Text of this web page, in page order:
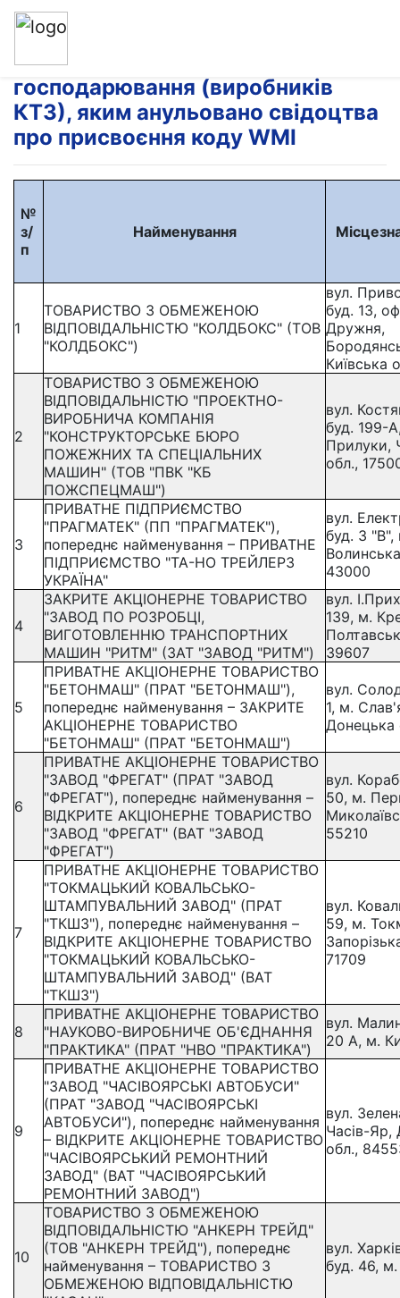
Перелік суб’єктів
господарювання (виробників
КТЗ), яким анульовано свідоцтва
про присвоєння коду WMI
№
з/
п
Найменування
1
ТОВАРИСТВО З ОБМЕЖЕНОЮ
ВІДПОВІДАЛЬНІСТЮ "КОЛДБОКС" (ТОВ
"КОЛДБОКС")
вул.
буд. 13,
Дружня,
Київська
2
ТОВАРИСТВО З ОБМЕЖЕНОЮ
ВІДПОВІДАЛЬНІСТЮ "ПРОЕКТНО-
ВИРОБНИЧА КОМПАНІЯ
"КОНСТРУКТОРСЬКЕ БЮРО
ПОЖЕЖНИХ ТА СПЕЦІАЛЬНИХ
МАШИН" (ТОВ "ПВК "КБ
ПОЖСПЕЦМАШ")
вул.
буд. 199-
Прилуки,
обл.,
3
ПРИВАТНЕ ПІДПРИЄМСТВО
"ПРАГМАТЕК" (ПП "ПРАГМАТЕК"),
попереднє найменування – ПРИВАТНЕ
ПІДПРИЄМСТВО "ТА-НО ТРЕЙЛЕРЗ
УКРАЇНА"
вул.
буд. 3
43000
4
ЗАКРИТЕ АКЦІОНЕРНЕ ТОВАРИСТВО
"ЗАВОД ПО РОЗРОБЦІ,
ВИГОТОВЛЕННЮ ТРАНСПОРТНИХ
МАШИН "РИТМ" (ЗАТ "ЗАВОД "РИТМ")
вул.
139, м.
39607
5
ПРИВАТНЕ АКЦІОНЕРНЕ ТОВАРИСТВО
"БЕТОНМАШ" (ПРАТ "БЕТОНМАШ"),
попереднє найменування – ЗАКРИТЕ
АКЦІОНЕРНЕ ТОВАРИСТВО
"БЕТОНМАШ" (ПРАТ "БЕТОНМАШ")
вул.
1, м.
Донецька
6
ПРИВАТНЕ АКЦІОНЕРНЕ ТОВАРИСТВО
"ЗАВОД "ФРЕГАТ" (ПРАТ "ЗАВОД
"ФРЕГАТ"), попереднє найменування –
ВІДКРИТЕ АКЦІОНЕРНЕ ТОВАРИСТВО
"ЗАВОД "ФРЕГАТ" (ВАТ "ЗАВОД
"ФРЕГАТ")
вул.
50, м.
55210
7
ПРИВАТНЕ АКЦІОНЕРНЕ ТОВАРИСТВО
"ТОКМАЦЬКИЙ КОВАЛЬСЬКО-
ШТАМПУВАЛЬНИЙ ЗАВОД" (ПРАТ
"ТКШЗ"), попереднє найменування –
ВІДКРИТЕ АКЦІОНЕРНЕ ТОВАРИСТВО
"ТОКМАЦЬКИЙ КОВАЛЬСЬКО-
ШТАМПУВАЛЬНИЙ ЗАВОД" (ВАТ
"ТКШЗ")
вул.
59, м.
71709
8
ПРИВАТНЕ АКЦІОНЕРНЕ ТОВАРИСТВО
"НАУКОВО-ВИРОБНИЧЕ ОБ'ЄДНАННЯ
"ПРАКТИКА" (ПРАТ "НВО "ПРАКТИКА")
вул.
20 А, м.
9
ПРИВАТНЕ АКЦІОНЕРНЕ ТОВАРИСТВО
"ЗАВОД "ЧАСІВОЯРСЬКІ АВТОБУСИ"
(ПРАТ "ЗАВОД "ЧАСІВОЯРСЬКІ
АВТОБУСИ"), попереднє найменування
– ВІДКРИТЕ АКЦІОНЕРНЕ ТОВАРИСТВО
"ЧАСІВОЯРСЬКИЙ РЕМОНТНИЙ
ЗАВОД" (ВАТ "ЧАСІВОЯРСЬКИЙ
РЕМОНТНИЙ ЗАВОД")
вул.
Часів-Яр,
обл.,
10
ТОВАРИСТВО З ОБМЕЖЕНОЮ
ВІДПОВІДАЛЬНІСТЮ "АНКЕРН ТРЕЙД"
(ТОВ "АНКЕРН ТРЕЙД"), попереднє
найменування – ТОВАРИСТВО З
ОБМЕЖЕНОЮ ВІДПОВІДАЛЬНІСТЮ
вул.
буд. 46, м.